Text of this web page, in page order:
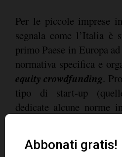
Per le piccole imprese
segnala come l’Italia è
primo Paese in Europa
normativa specifica e
equity crowdfunding.
tipo di start-up
dedicate alcune norme
“crescita bis” (lo stesso
piccole società di